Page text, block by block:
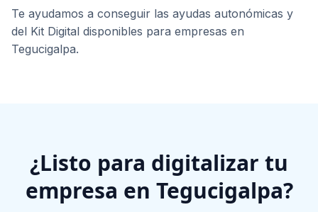
Te ayudamos a conseguir las ayudas autonómicas y
del Kit Digital disponibles para empresas en
Tegucigalpa.
¿Listo para digitalizar tu
empresa en Tegucigalpa?